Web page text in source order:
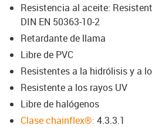
Resistencia al aceite:
DIN EN 50363-10-2
Retardante de llama
Libre de PVC
Resistentes a la hidrólisis y a
Resistente a los rayos UV
Libre de halógenos
Clase chainflex®: 4.3.3.1